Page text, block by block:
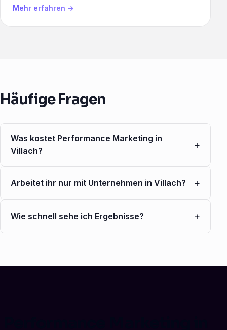
Mehr erfahren →
Häufige Fragen
Was kostet Performance Marketing in
Villach?
+
Arbeitet ihr nur mit Unternehmen in Villach? +
Wie schnell sehe ich Ergebnisse? +